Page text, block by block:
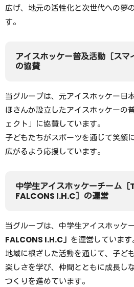
広げ、地元の活性化と次世代への夢
す。
アイスホッケー普及活動［ス
の協賛
当グループは、元アイスホッケー日
ほさんが設立したアイスホッケーの
ェクト」に協賛しています。
子どもたちがスポーツを通じて笑顔
広がるよう応援しています。
中学生アイスホッケーチーム
FALCONS I.H.C］の運営
当グループは、中学生アイスホッケ
FALCONS I.H.C」 を運営しています
地域に根ざした活動を通じて、子ど
楽しさを学び、仲間とともに成長し
づくりを進めています。